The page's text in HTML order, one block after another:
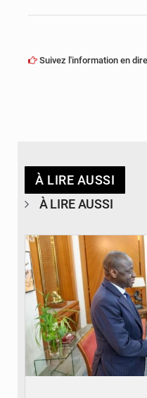
Suivez l'information en
À LIRE AUSSI
À LIRE AUSSI